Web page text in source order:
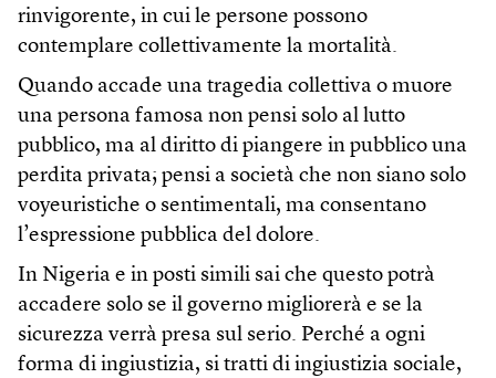
rinvigorente, in cui le persone possono
contemplare collettivamente la mortalità.
Quando accade una tragedia collettiva o muore
una persona famosa non pensi solo al lutto
pubblico, ma al diritto di piangere in pubblico una
perdita privata; pensi a società che non siano solo
voyeuristiche o sentimentali, ma consentano
l’espressione pubblica del dolore.
In Nigeria e in posti simili sai che questo potrà
accadere solo se il governo migliorerà e se la
sicurezza verrà presa sul serio. Perché a ogni
forma di ingiustizia, si tratti di ingiustizia sociale,